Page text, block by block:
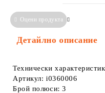
Оцени продукта
Детайлно описание
Технически
Артикул: i0360006
Брой полюси: 3